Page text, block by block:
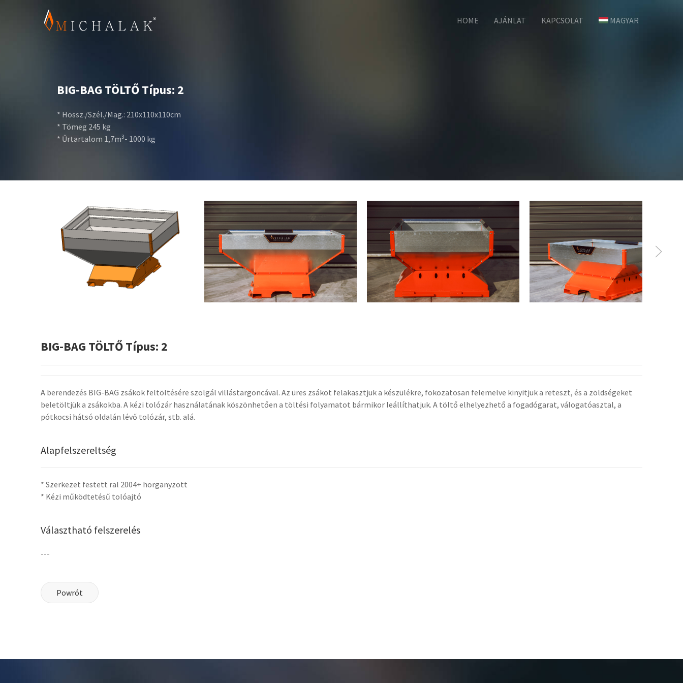
HOME AJÁNLAT KAPCSOLAT MAGYAR
BIG-BAG TÖLTŐ Típus: 2
* Hossz./Szél./Mag.: 210x110x110cm
* Tömeg 245 kg
* Űrtartalom 1,7m3- 1000 kg
BIG-BAG TÖLTŐ Típus: 2
A berendezés BIG-BAG zsákok feltöltésére szolgál villástargoncával. Az üres zsákot felakasztjuk a készülékre, fokozatosan felemelve kinyitjuk a reteszt, és a zöldségeket
beletöltjük a zsákokba. A kézi tolózár használatának köszönhetően a töltési folyamatot bármikor leállíthatjuk. A töltő elhelyezhető a fogadógarat, válogatóasztal, a
pótkocsi hátsó oldalán lévő tolózár, stb. alá.
Alapfelszereltség
* Szerkezet festett ral 2004+ horganyzott
* Kézi működtetésű tolóajtó
Választható felszerelés
---
Powrót